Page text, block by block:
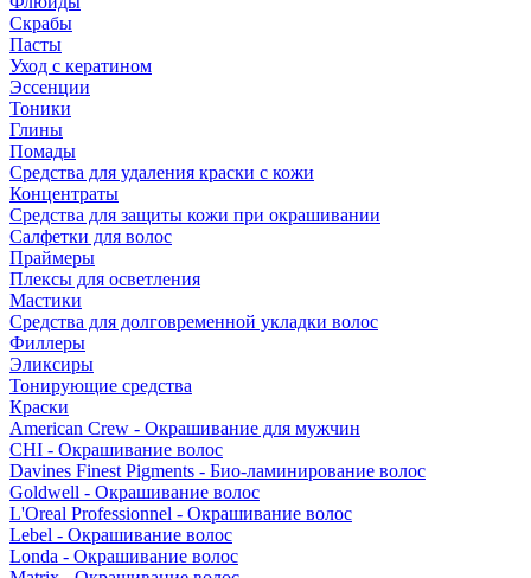
Скрабы
Пасты
Уход с кератином
Эссенции
Тоники
Глины
Помады
Средства для удаления краски с кожи
Концентраты
Средства для защиты кожи при окрашивании
Салфетки для волос
Праймеры
Плексы для осветления
Мастики
Средства для долговременной укладки волос
Филлеры
Эликсиры
Тонирующие средства
Краски
American Crew - Окрашивание для мужчин
CHI - Окрашивание волос
Davines Finest Pigments - Био-ламинирование волос
Goldwell - Окрашивание волос
L'Oreal Professionnel - Окрашивание волос
Lebel - Окрашивание волос
Londa - Окрашивание волос